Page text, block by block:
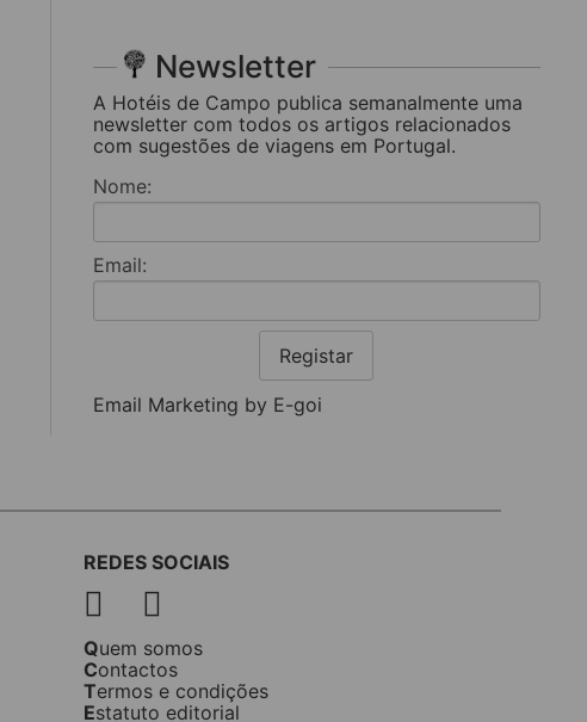
Newsletter
A Hotéis de Campo publica semanalmente uma
newsletter com todos os artigos relacionados
com sugestões de viagens em Portugal.
Nome:
Email:
Registar
Email Marketing by E-goi
REDES SOCIAIS
Quem somos
Contactos
Termos e condições
Estatuto editorial